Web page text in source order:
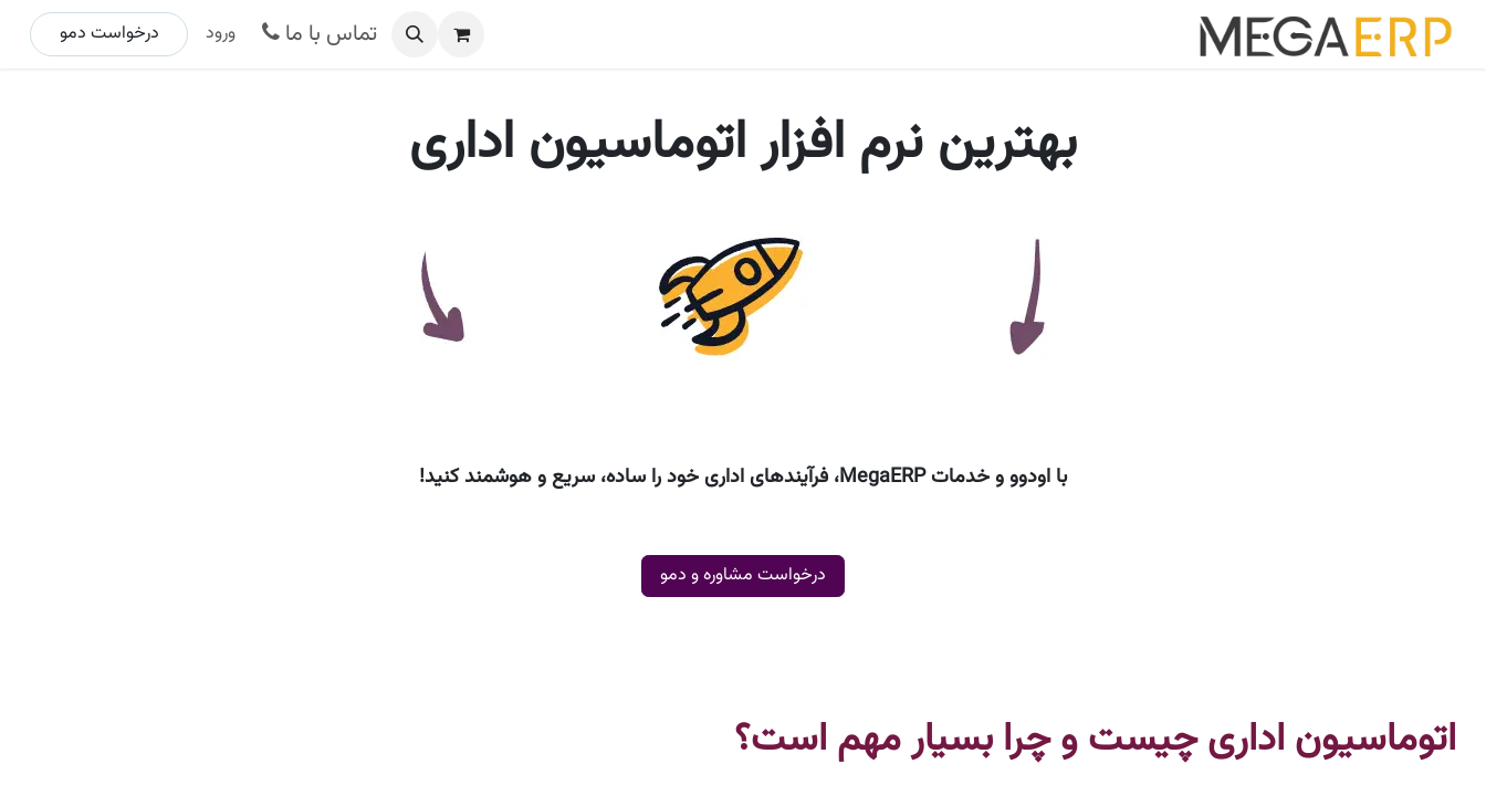
پرش به محتوا
تماس با ما ورود درخواست د​​​​مو ​​​​​​​​​​
بهترین نرم افزار اتوماسیون اداری
با اودوو و خدمات MegaERP، فرآیندهای اداری خود را ساده، سریع و هوشمند کنید!
درخواست مشاوره و دمو
اتوماسیون اداری چیست و چرا بسیار مهم است؟